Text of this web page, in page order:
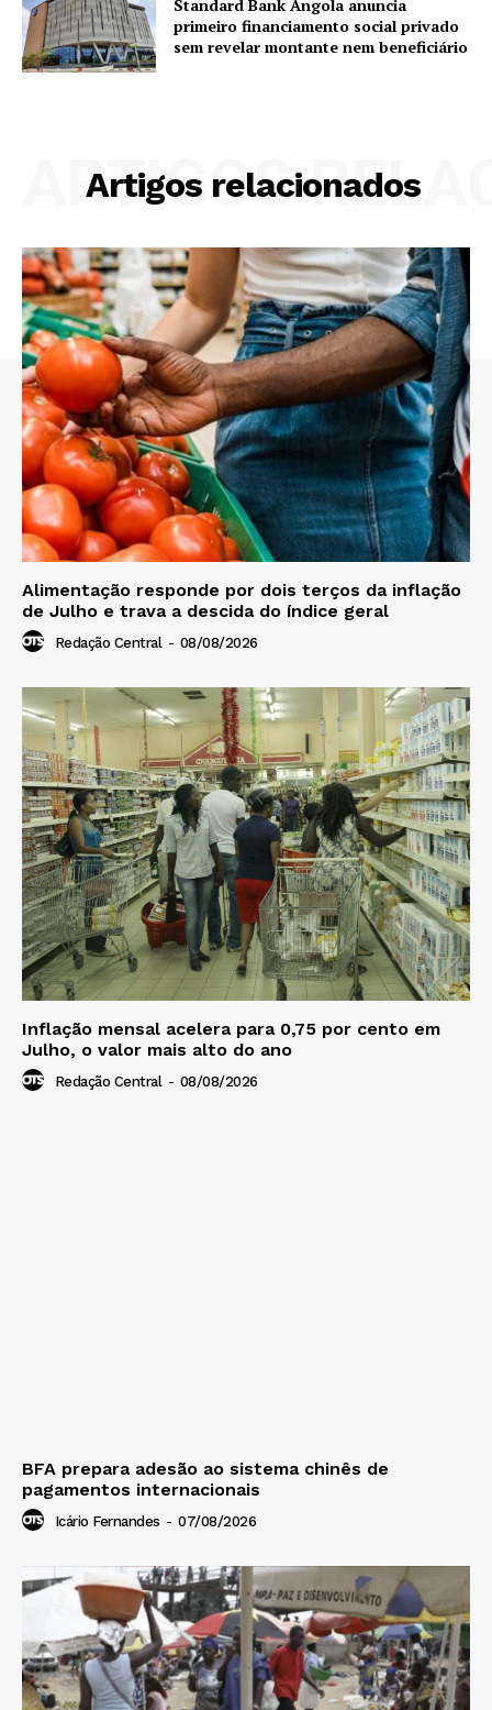
Standard Bank Angola anuncia
primeiro financiamento social privado
sem revelar montante nem beneficiário
Artigos relacionados
ARTIGOS
Alimentação responde por dois terços da inflação
de Julho e trava a descida do índice geral
Redação Central - 08/08/2026
Inflação mensal acelera para 0,75 por cento em
Julho, o valor mais alto do ano
Redação Central - 08/08/2026
BFA prepara adesão ao sistema chinês de
pagamentos internacionais
Icário Fernandes - 07/08/2026